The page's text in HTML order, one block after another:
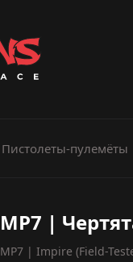
Пистолеты-пулемёты
MP7 |
MP7 | Impire (Field-